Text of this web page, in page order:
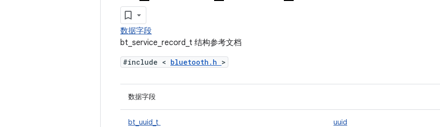
数据字段
bt_service_record_t 结构参考文档
#include < bluetooth.h >
数据字段
bt_uuid_t uuid